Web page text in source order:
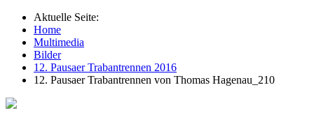
Aktuelle Seite:
Home
Multimedia
Bilder
12. Pausaer Trabantrennen 2016
12. Pausaer Trabantrennen von Thomas Hagenau_210